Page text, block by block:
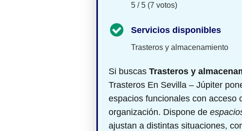
5 / 5 (7 votos)
Servicios disponibles
Trasteros y almacenamiento
Si buscas Trasteros y
Trasteros En Sevilla – Júpiter
espacios funcionales con acceso
organización. Dispone de
ajustan a distintas situaciones,